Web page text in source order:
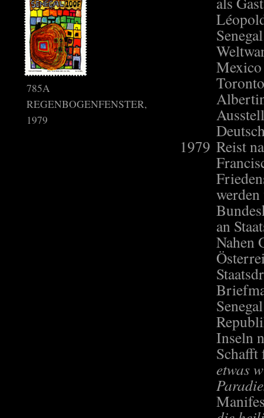
785A
REGENBOGENFENSTER,
1979
1979 Reist
an
Nahen
Inseln
etwas